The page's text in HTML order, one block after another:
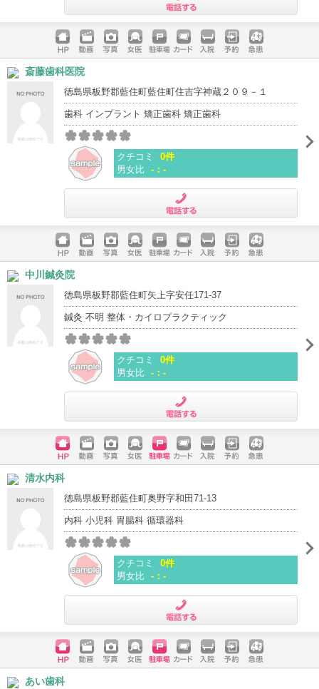
ホームペ
ージ
動画 写真 女医 駐車場
クレジッ
入院 予約 急患
斎藤歯科医院
徳島県板野郡藍住町藍住町住吉字神蔵２０９－１
歯科 インプラント 矯正歯科 矯正歯科
クチコミ
0件
男女比 -：-
ホームペ
ージ
動画 写真 女医 駐車場
クレジッ
入院 予約 急患
中川鍼灸院
徳島県板野郡藍住町矢上字安任171-37
鍼灸 不明 整体・カイロプラクティック
クチコミ
0件
男女比 -：-
ホームペ
ージ
動画 写真 女医 駐車場
クレジッ
入院 予約 急患
清水内科
徳島県板野郡藍住町奥野字和田71-13
内科 小児科 胃腸科 循環器科
クチコミ
0件
男女比 -：-
ホームペ
ージ
動画 写真 女医 駐車場
クレジッ
入院 予約 急患
あい歯科